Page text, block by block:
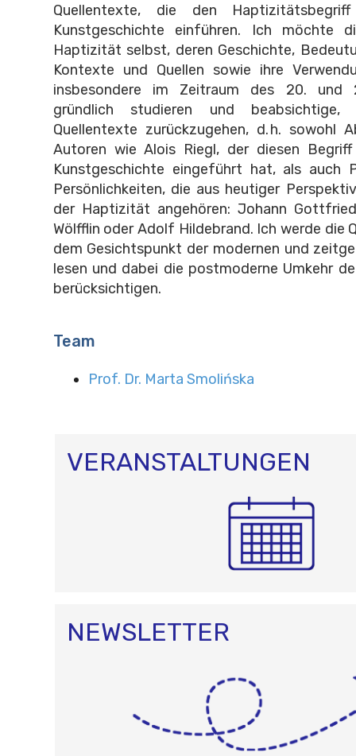
Quellentexte, die den
Kunstgeschichte einführen. Ich möchte
Haptizität selbst, deren Geschichte,
Kontexte und Quellen sowie ihre
insbesondere im Zeitraum des 20. und
gründlich studieren und
Quellentexte zurückzugehen, d. h. sowohl
Autoren wie Alois Riegl, der diesen
Kunstgeschichte eingeführt hat, als auch
Persönlichkeiten, die aus heutiger
der Haptizität angehören: Johann
Wölfflin oder Adolf Hildebrand. Ich werde die
dem Gesichtspunkt der modernen und
lesen und dabei die postmoderne Umkehr
berücksichtigen.
Team
Prof. Dr. Marta Smolińska
VERANSTALTUNGEN
NEWSLETTER